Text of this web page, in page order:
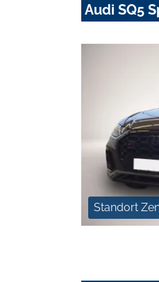
Audi SQ5
Standort